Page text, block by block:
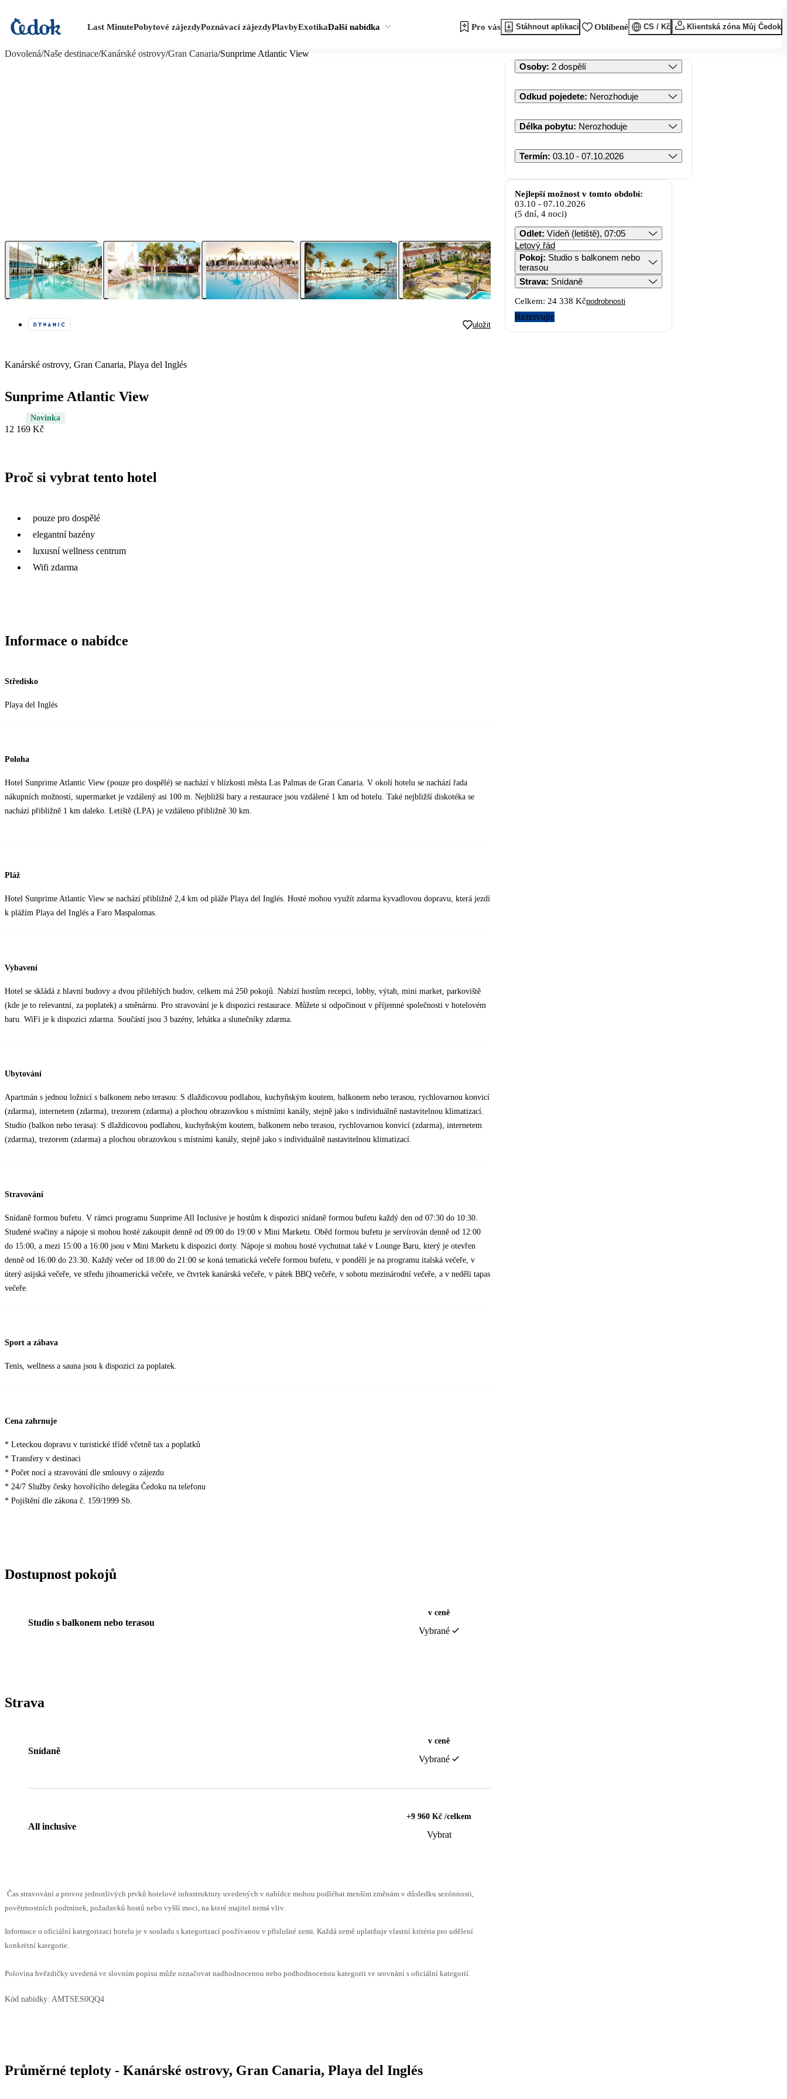
Last MinutePobytové zájezdyPoznávací zájezdyPlavbyExotikaDalší nabídka Pro vás Stáhnout aplikaci Oblíbené CS / Kč Klientská zóna Můj Čedok
Dovolená/Naše destinace/Kanárské ostrovy/Gran Canaria/Sunprime Atlantic View
uložit
Kanárské ostrovy, Gran Canaria, Playa del Inglés
Sunprime Atlantic View
Novinka
12 169 Kč
Proč si vybrat tento hotel
pouze pro dospělé
elegantní bazény
luxusní wellness centrum
Wifi zdarma
Informace o nabídce
Středisko
Playa del Inglés
Poloha
Hotel Sunprime Atlantic View (pouze pro dospělé) se nachází v blízkosti města Las Palmas de Gran Canaria. V okolí hotelu se nachází řada
nákupních možností, supermarket je vzdálený asi 100 m. Nejbližší bary a restaurace jsou vzdálené 1 km od hotelu. Také nejbližší diskotéka se
nachází přibližně 1 km daleko. Letiště (LPA) je vzdáleno přibližně 30 km.
Pláž
Hotel Sunprime Atlantic View se nachází přibližně 2,4 km od pláže Playa del Inglés. Hosté mohou využít zdarma kyvadlovou dopravu, která jezdí
k plážím Playa del Inglés a Faro Maspalomas​.
Vybavení
Hotel se skládá z hlavní budovy a dvou přilehlých budov, celkem má 250 pokojů. Nabízí hostům recepci, lobby, výtah, mini market, parkoviště
(kde je to relevantní, za poplatek) a směnárnu. Pro stravování je k dispozici restaurace. Můžete si odpočinout v příjemné společnosti v hotelovém
baru. WiFi je k dispozici zdarma. Součástí jsou 3 bazény, lehátka a slunečníky zdarma.
Ubytování
Apartmán s jednou ložnicí s balkonem nebo terasou: S dlaždicovou podlahou, kuchyňským koutem, balkonem nebo terasou, rychlovarnou konvicí
(zdarma), internetem (zdarma), trezorem (zdarma) a plochou obrazovkou s místními kanály, stejně jako s individuálně nastavitelnou klimatizací.
Studio (balkon nebo terasa): S dlaždicovou podlahou, kuchyňským koutem, balkonem nebo terasou, rychlovarnou konvicí (zdarma), internetem
(zdarma), trezorem (zdarma) a plochou obrazovkou s místními kanály, stejně jako s individuálně nastavitelnou klimatizací.
Stravování
Snídaně formou bufetu. V rámci programu Sunprime All Inclusive je hostům k dispozici snídaně formou bufetu každý den od 07:30 do 10:30.
Studené svačiny a nápoje si mohou hosté zakoupit denně od 09:00 do 19:00 v Mini Marketu. Oběd formou bufetu je servírován denně od 12:00
do 15:00, a mezi 15:00 a 16:00 jsou v Mini Marketu k dispozici dorty. Nápoje si mohou hosté vychutnat také v Lounge Baru, který je otevřen
denně od 16:00 do 23:30. Každý večer od 18:00 do 21:00 se koná tematická večeře formou bufetu, v pondělí je na programu italská večeře, v
úterý asijská večeře, ve středu jihoamerická večeře, ve čtvrtek kanárská večeře, v pátek BBQ večeře, v sobotu mezinárodní večeře, a v neděli tapas
večeře.
Sport a zábava
Tenis, wellness a sauna jsou k dispozici za poplatek.
Cena zahrnuje
* Leteckou dopravu v turistické třídě včetně tax a poplatků
* Transfery v destinaci
* Počet nocí a stravování dle smlouvy o zájezdu
* 24/7 Služby česky hovořícího delegáta Čedoku na telefonu
* Pojištění dle zákona č. 159/1999 Sb.
Dostupnost pokojů
Studio s balkonem nebo terasou
v ceně
Vybrané
Strava
Snídaně
v ceně
Vybrané
All inclusive
+9 960 Kč /celkem
Vybrat
Čas stravování a provoz jednotlivých prvků hotelové infrastruktury uvedených v nabídce mohou podléhat menším změnám v důsledku sezónnosti,
povětrnostních podmínek, požadavků hostů nebo vyšší moci, na které majitel nemá vliv.
Informace o oficiální kategorizaci hotelu je v souladu s kategorizací používanou v příslušné zemi. Každá země uplatňuje vlastní kritéria pro udělení
konkrétní kategorie.
Polovina hvězdičky uvedená ve slovním popisu může označovat nadhodnocenou nebo podhodnocenou kategorii ve srovnání s oficiální kategorií.
Kód nabídky: AMTSES0QQ4
Osoby: 2 dospělí
Odkud pojedete: Nerozhoduje
Délka pobytu: Nerozhoduje
Termín: 03.10 - 07.10.2026
Nejlepší možnost v tomto období:
03.10 - 07.10.2026
(5 dní, 4 noci)
Odlet: Vídeň (letiště), 07:05
Letový řád
Pokoj: Studio s balkonem nebo
terasou
Strava: Snídaně
Celkem: 24 338 Kčpodrobnosti
Rezervujte
Průměrné teploty - Kanárské ostrovy, Gran Canaria, Playa del Inglés